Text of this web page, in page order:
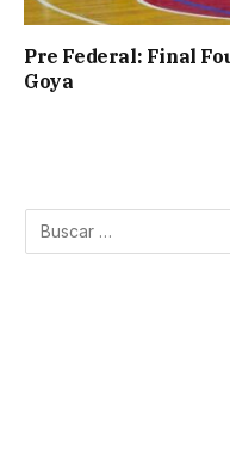
Pre Federal: Final
Goya